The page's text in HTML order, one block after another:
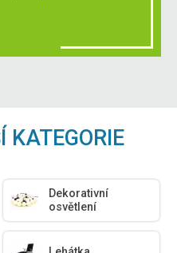
KATEGORIE
Dekorativní
osvětlení